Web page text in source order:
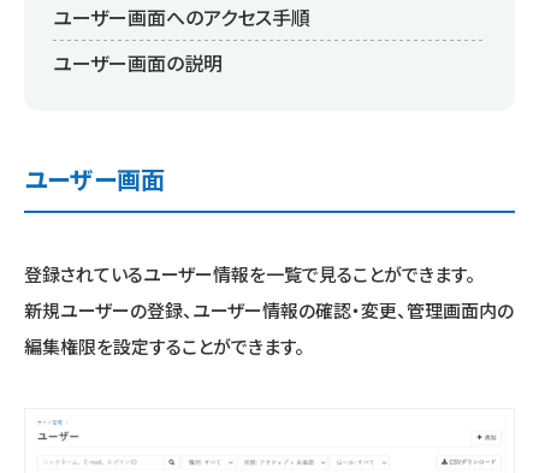
ユーザー画面へのアクセス手順
ユーザー画面の説明
ユーザー画面
登録されているユーザー情報を一覧で見ることができます。
新規ユーザーの登録、ユーザー情報の確認・変更、管理画面内の
編集権限を設定することができます。